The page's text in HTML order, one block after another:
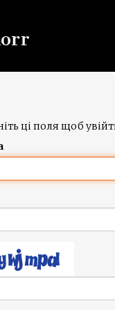
ці поля щоб